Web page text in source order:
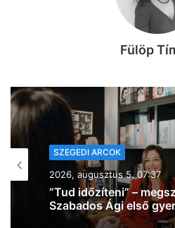
Fülöp
SZEGEDI ARCOK
2026, augusztus 4. 13:25
Esti furulyázó borzolja
Szeged belvárosában